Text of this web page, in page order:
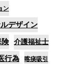
ン
デザイン
険 介護福祉士
行為 喀痰吸引